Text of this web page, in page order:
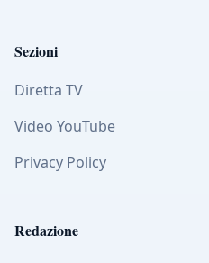
Sezioni
Diretta TV
Video YouTube
Privacy Policy
Redazione